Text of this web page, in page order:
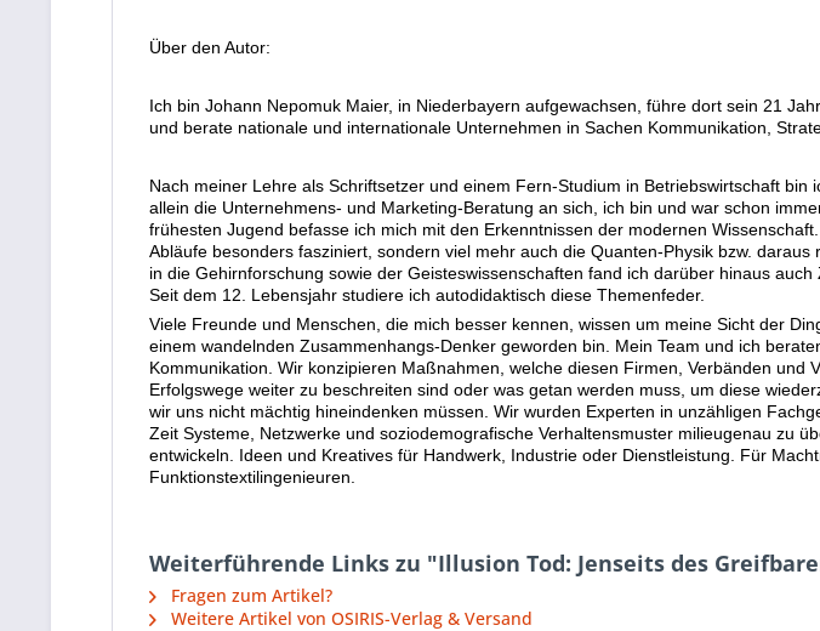
Über den Autor:
Ich bin Johann Nepomuk Maier, in Niederbayern aufgewachsen, führe dort sein 21
und berate nationale und internationale Unternehmen in Sachen Kommunikation,
Nach meiner Lehre als Schriftsetzer und einem Fern-Studium in Betriebswirtschaft
allein die Unternehmens- und Marketing-Beratung an sich, ich bin und war schon
frühesten Jugend befasse ich mich mit den Erkenntnissen der modernen
Abläufe besonders fasziniert, sondern viel mehr auch die Quanten-Physik bzw.
in die Gehirnforschung sowie der Geisteswissenschaften fand ich darüber hinaus
Seit dem 12. Lebensjahr studiere ich autodidaktisch diese Themenfeder.
Viele Freunde und Menschen, die mich besser kennen, wissen um meine Sicht der
einem wandelnden Zusammenhangs-Denker geworden bin. Mein Team und ich
Kommunikation. Wir konzipieren Maßnahmen, welche diesen Firmen, Verbänden
Erfolgswege weiter zu beschreiten sind oder was getan werden muss, um diese
wir uns nicht mächtig hineindenken müssen. Wir wurden Experten in unzähligen
Zeit Systeme, Netzwerke und soziodemografische Verhaltensmuster milieugenau zu
entwickeln. Ideen und Kreatives für Handwerk, Industrie oder Dienstleistung. Für
Funktionstextilingenieuren.
Weiterführende Links zu "Illusion Tod: Jenseits des
Fragen zum Artikel?
Weitere Artikel von OSIRIS-Verlag & Versand